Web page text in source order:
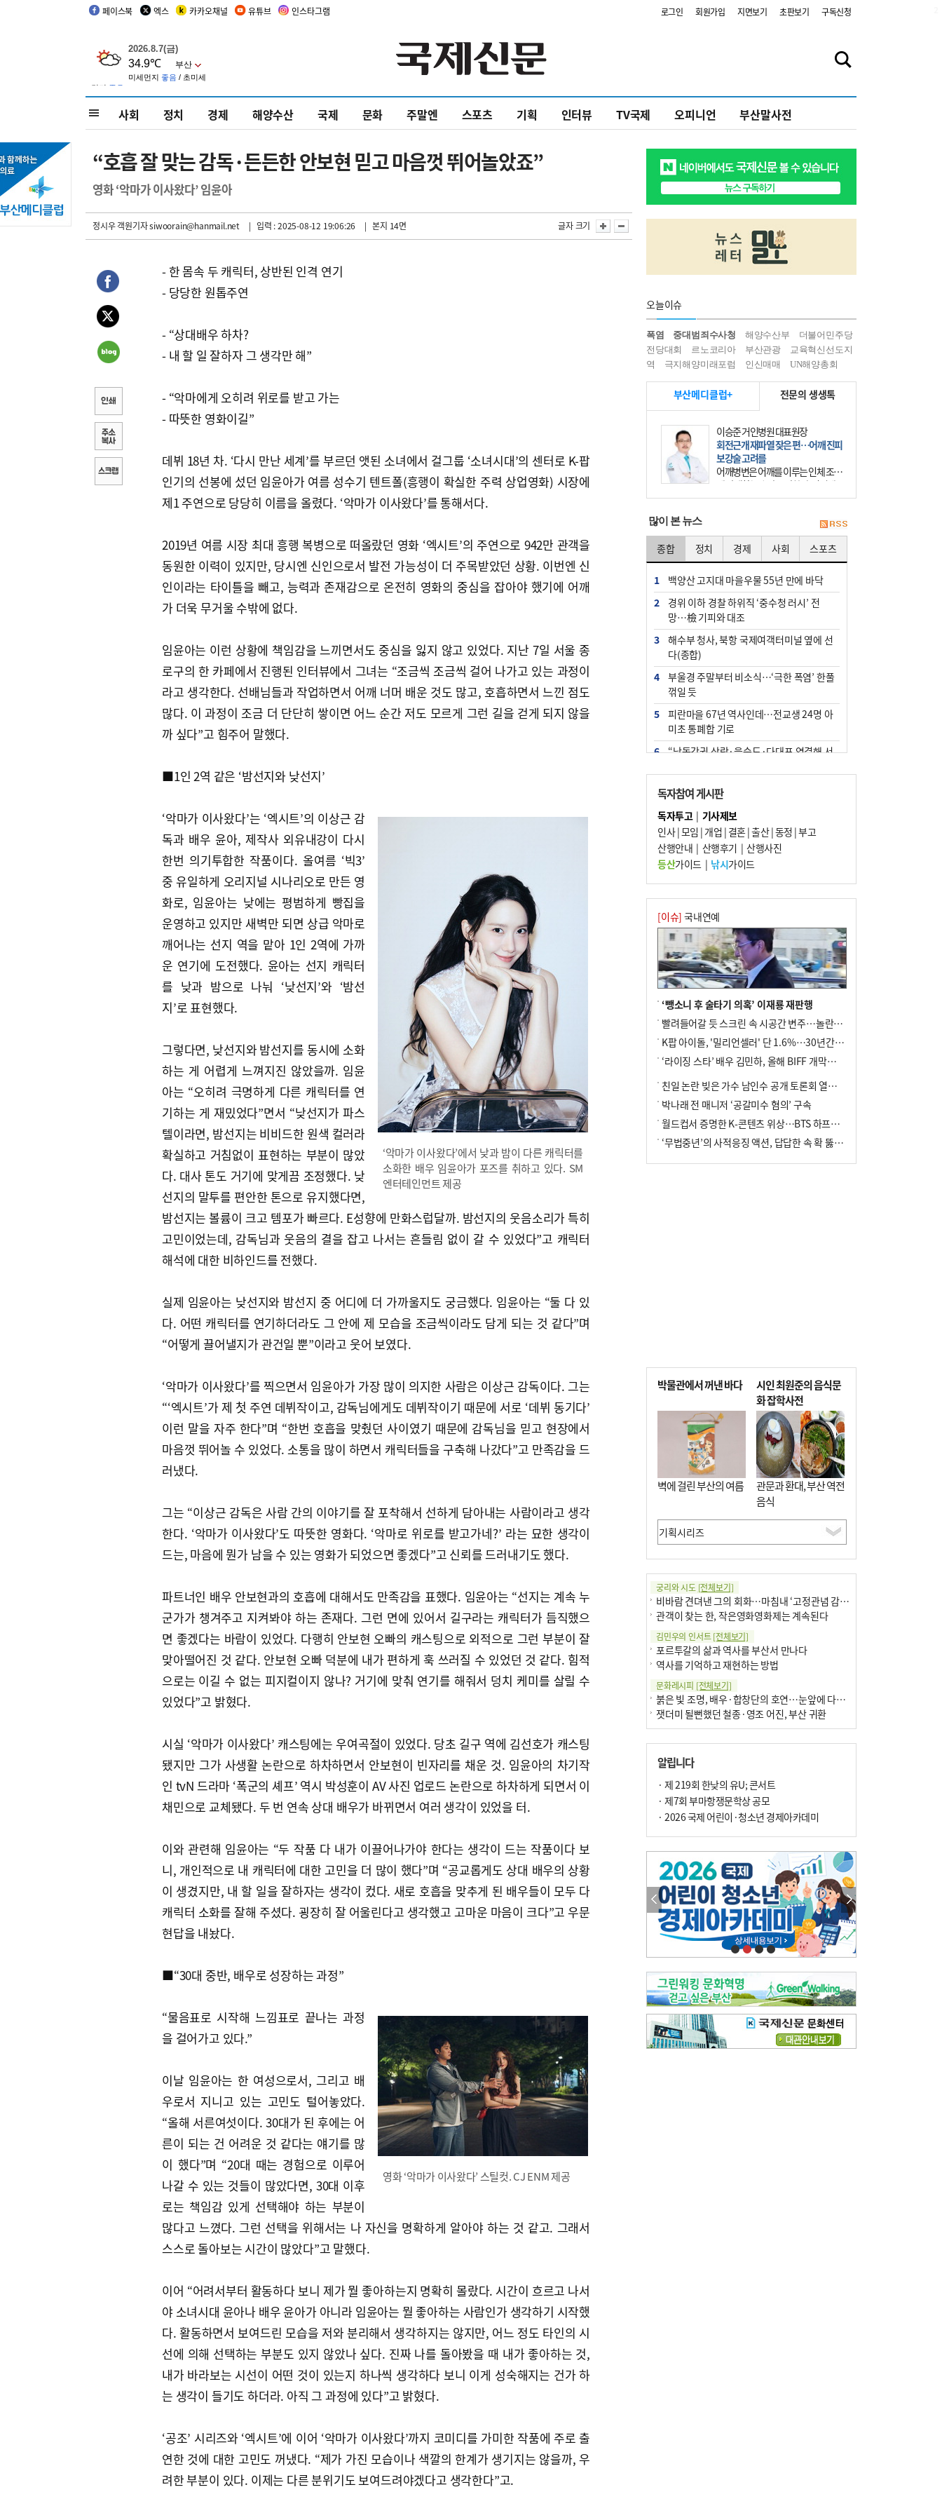
페이스북 엑스 카카오채널 유튜브 인스타그램 로그인 회원가입 지면보기 초판보기 구독신청
사회 정치 경제 해양수산 국제 문화 주말엔 스포츠 기획 인터뷰 TV국제 오피니언 부산말사전
“호흡 잘 맞는 감독·든든한 안보현 믿고 마음껏 뛰어놀았죠”
영화 ‘악마가 이사왔다’ 임윤아
정시우 객원기자siwoorain@hanmail.net | 입력 : 2025-08-12 19:06:26 | 본지 14면 글자 크기
- 한 몸속 두 캐릭터, 상반된 인격 연기
- 당당한 원톱주연
- “상대배우 하차?
- 내 할 일 잘하자 그 생각만 해”
- “악마에게 오히려 위로를 받고 가는
- 따뜻한 영화이길”
데뷔 18년 차. ‘다시 만난 세계’를 부르던 앳된 소녀에서 걸그룹 ‘소녀시대’의 센터로 K-팝
인기의 선봉에 섰던 임윤아가 여름 성수기 텐트폴(흥행이 확실한 주력 상업영화) 시장에
제1 주연으로 당당히 이름을 올렸다. ‘악마가 이사왔다’를 통해서다.
2019년 여름 시장 최대 흥행 복병으로 떠올랐던 영화 ‘엑시트’의 주연으로 942만 관객을
동원한 이력이 있지만, 당시엔 신인으로서 발전 가능성이 더 주목받았던 상황. 이번엔 신
인이라는 타이틀을 빼고, 능력과 존재감으로 온전히 영화의 중심을 잡아야 했기에 어깨
가 더욱 무거울 수밖에 없다.
임윤아는 이런 상황에 책임감을 느끼면서도 중심을 잃지 않고 있었다. 지난 7일 서울 종
로구의 한 카페에서 진행된 인터뷰에서 그녀는 “조금씩 조금씩 걸어 나가고 있는 과정이
라고 생각한다. 선배님들과 작업하면서 어깨 너머 배운 것도 많고, 호흡하면서 느낀 점도
많다. 이 과정이 조금 더 단단히 쌓이면 어느 순간 저도 모르게 그런 길을 걷게 되지 않을
까 싶다”고 힘주어 말했다.
■1인 2역 같은 ‘밤선지와 낮선지’
‘악마가 이사왔다’에서 낮과 밤이 다른 캐릭터를
소화한 배우 임윤아가 포즈를 취하고 있다. SM
엔터테인먼트 제공
‘악마가 이사왔다’는 ‘엑시트’의 이상근 감
독과 배우 윤아, 제작사 외유내강이 다시
한번 의기투합한 작품이다. 올여름 ‘빅3’
중 유일하게 오리지널 시나리오로 만든 영
화로, 임윤아는 낮에는 평범하게 빵집을
운영하고 있지만 새벽만 되면 상급 악마로
깨어나는 선지 역을 맡아 1인 2역에 가까
운 연기에 도전했다. 윤아는 선지 캐릭터
를 낮과 밤으로 나눠 ‘낮선지’와 ‘밤선
지’로 표현했다.
그렇다면, 낮선지와 밤선지를 동시에 소화
하는 게 어렵게 느껴지진 않았을까. 임윤
아는 “오히려 극명하게 다른 캐릭터를 연
기하는 게 재밌었다”면서 “낮선지가 파스
텔이라면, 밤선지는 비비드한 원색 컬러라
확실하고 거침없이 표현하는 부분이 많았
다. 대사 톤도 거기에 맞게끔 조정했다. 낮
선지의 말투를 편안한 톤으로 유지했다면,
밤선지는 볼륨이 크고 템포가 빠르다. E성향에 만화스럽달까. 밤선지의 웃음소리가 특히
고민이었는데, 감독님과 웃음의 결을 잡고 나서는 흔들림 없이 갈 수 있었다”고 캐릭터
해석에 대한 비하인드를 전했다.
실제 임윤아는 낮선지와 밤선지 중 어디에 더 가까울지도 궁금했다. 임윤아는 “둘 다 있
다. 어떤 캐릭터를 연기하더라도 그 안에 제 모습을 조금씩이라도 담게 되는 것 같다”며
“어떻게 끌어낼지가 관건일 뿐”이라고 웃어 보였다.
‘악마가 이사왔다’를 찍으면서 임윤아가 가장 많이 의지한 사람은 이상근 감독이다. 그는
“‘엑시트’가 제 첫 주연 데뷔작이고, 감독님에게도 데뷔작이기 때문에 서로 ‘데뷔 동기다’
이런 말을 자주 한다”며 “한번 호흡을 맞췄던 사이였기 때문에 감독님을 믿고 현장에서
마음껏 뛰어놀 수 있었다. 소통을 많이 하면서 캐릭터들을 구축해 나갔다”고 만족감을 드
러냈다.
그는 “이상근 감독은 사람 간의 이야기를 잘 포착해서 선하게 담아내는 사람이라고 생각
한다. ‘악마가 이사왔다’도 따뜻한 영화다. ‘악마로 위로를 받고가네?’ 라는 묘한 생각이
드는, 마음에 뭔가 남을 수 있는 영화가 되었으면 좋겠다”고 신뢰를 드러내기도 했다.
파트너인 배우 안보현과의 호흡에 대해서도 만족감을 표했다. 임윤아는 “선지는 계속 누
군가가 챙겨주고 지켜봐야 하는 존재다. 그런 면에 있어서 길구라는 캐릭터가 듬직했으
면 좋겠다는 바람이 있었다. 다행히 안보현 오빠의 캐스팅으로 외적으로 그런 부분이 잘
맞아떨어진 것 같다. 안보현 오빠 덕분에 내가 편하게 훅 쓰러질 수 있었던 것 같다. 힘적
으로는 이길 수 없는 피지컬이지 않나? 거기에 맞춰 연기를 해줘서 덩치 케미를 살릴 수
있었다”고 밝혔다.
시실 ‘악마가 이사왔다’ 캐스팅에는 우여곡절이 있었다. 당초 길구 역에 김선호가 캐스팅
됐지만 그가 사생활 논란으로 하차하면서 안보현이 빈자리를 채운 것. 임윤아의 차기작
인 tvN 드라마 ‘폭군의 셰프’ 역시 박성훈이 AV 사진 업로드 논란으로 하차하게 되면서 이
채민으로 교체됐다. 두 번 연속 상대 배우가 바뀌면서 여러 생각이 있었을 터.
이와 관련해 임윤아는 “두 작품 다 내가 이끌어나가야 한다는 생각이 드는 작품이다 보
니, 개인적으로 내 캐릭터에 대한 고민을 더 많이 했다”며 “공교롭게도 상대 배우의 상황
이 생겼지만, 내 할 일을 잘하자는 생각이 컸다. 새로 호흡을 맞추게 된 배우들이 모두 다
캐릭터 소화를 잘해 주셨다. 굉장히 잘 어울린다고 생각했고 고마운 마음이 크다”고 우문
현답을 내놨다.
■“30대 중반, 배우로 성장하는 과정”
영화 ‘악마가 이사왔다’ 스틸컷. CJ ENM 제공
“물음표로 시작해 느낌표로 끝나는 과정
을 걸어가고 있다.”
이날 임윤아는 한 여성으로서, 그리고 배
우로서 지니고 있는 고민도 털어놓았다.
“올해 서른여섯이다. 30대가 된 후에는 어
른이 되는 건 어려운 것 같다는 얘기를 많
이 했다”며 “20대 때는 경험으로 이루어
나갈 수 있는 것들이 많았다면, 30대 이후
로는 책임감 있게 선택해야 하는 부분이
많다고 느꼈다. 그런 선택을 위해서는 나 자신을 명확하게 알아야 하는 것 같고. 그래서
스스로 돌아보는 시간이 많았다”고 말했다.
이어 “어려서부터 활동하다 보니 제가 뭘 좋아하는지 명확히 몰랐다. 시간이 흐르고 나서
야 소녀시대 윤아나 배우 윤아가 아니라 임윤아는 뭘 좋아하는 사람인가 생각하기 시작했
다. 활동하면서 보여드린 모습을 저와 분리해서 생각하지는 않지만, 어느 정도 타인의 시
선에 의해 선택하는 부분도 있지 않았나 싶다. 진짜 나를 돌아봤을 때 내가 좋아하는 것,
내가 바라보는 시선이 어떤 것이 있는지 하나씩 생각하다 보니 이게 성숙해지는 건가 하
는 생각이 들기도 하더라. 아직 그 과정에 있다”고 밝혔다.
‘공조’ 시리즈와 ‘엑시트’에 이어 ‘악마가 이사왔다’까지 코미디를 가미한 작품에 주로 출
연한 것에 대한 고민도 꺼냈다. “제가 가진 모습이나 색깔의 한계가 생기지는 않을까, 우
려한 부분이 있다. 이제는 다른 분위기도 보여드려야겠다고 생각한다”고.
오늘이슈
폭염 중대범죄수사청 해양수산부
더불어민주당
전당대회
르노코리아 부산관광
교육혁신선도지
역
극지해양미래포럼 인신매매 UN해양총회
부산메디클럽+ 전문의 생생톡
이승준 거인병원 대표원장
회전근개 재파열 잦은 편…어깨 진피
보강술 고려를
어깨병변은 어깨를 이루는 인체 조직
에 발생하는 손상을 말한다. 여기에
는 오십견과 회전근개 증후군, 어깨
많이 본 뉴스
종합 정치 경제 사회 스포츠
1
백양산 고지대 마을우물 55년 만에 바닥
2
경위 이하 경찰 하위직 ‘중수청 러시’ 전
망…檢 기피와 대조
3
해수부 청사, 북항 국제여객터미널 옆에 선
다(종합)
4
부울경 주말부터 비소식…‘극한 폭염’ 한풀
꺾일 듯
5
피란마을 67년 역사인데…전교생 24명 아
미초 통폐합 기로
6
“낙동강권 삼락·을숙도·다대포 연결해 서
7
오늘의 날씨- 2026년 8월 7일
8
[사설] 해수부 신청사 북항으로 확정, 해양
수도 도약의 전환점
9
외국인 선원 ‘인신매매 경유지’ 된 부산…
우려가 현실로
10 르노 못 타는 부산시장…관용차 규정에 막
힌 지역기업 응원
독자참여 게시판
독자투고| 기사제보
인사|모임 | 개업 | 결혼|출산|동정 |부고
산행안내 | 산행후기 | 산행사진
등산가이드| 낚시가이드
[이슈] 국내연예
‘뺑소니 후 술타기 의혹’ 이재룡 재판행
빨려들어갈 듯 스크린 속 시공간 변주…놀란의 메시지는 ‘전쟁 속죄’
K팝 아이돌, '밀리언셀러' 단 1.6%…30년간 등장 1182개팀 전수조사
‘라이징 스타’ 배우 김민하, 올해 BIFF 개막식 사회자 확정
친일 논란 빚은 가수 남인수 공개 토론회 열린다.
박나래 전 매니저 ‘공갈미수 혐의’ 구속
월드컵서 증명한 K-콘텐츠 위상…BTS 하프타임쇼·정호연 트로피 세리머니
‘무법중년’의 사적응징 액션, 답답한 속 확 뚫어주네
박물관에서 꺼낸 바다
벽에 걸린 부산의 여름
시인 최원준의 음식문
화 잡학사전
관문과 환대, 부산 역전
음식
궁리와 시도 [전체보기]
비바람 견뎌낸 그의 회화…마침내 ‘고정관념 감옥’서 해방
관객이 찾는 한, 작은영화영화제는 계속된다
김민우의 인서트[전체보기]
포르투갈의 삶과 역사를 부산서 만나다
역사를 기억하고 재현하는 방법
문화레시피 [전체보기]
붉은 빛 조명, 배우·합창단의 호연…눈앞에 다가온 부산오페라하우스
잿더미 될뻔했던 철종·영조 어진, 부산 귀환
현실의 고통, 은유의 詩로 담다 外
달구비·여우비…다양한 비 이름 外
박현주의 책 이야기[전체보기]
세계유산 ‘한국의 갯벌’ 얼마나 알고 있나요
문재필-여름_저녁무렵의호수
이 한편의 시조[전체보기]
참선 /오기환
고향 /김진규
주말 영화 박스오피스[전체보기]
‘스파이더맨’ 개봉 5일 만에 300만 돌풍…박스오피스·예매율 동시 1위
‘호프’ 개봉 11일 만에 관객 300만…‘스파이더맨’ 예매율 68.8% 1위
오늘의 운세- [전체보기]
오늘의 운세- 2026년 8월 6일 (음 6월 24일)
오늘의 운세- 2026년 8월 5일 (음 6월 23일)
조해훈의 고전 속 이 문장 [전체보기]
입추 지났는데도 덥다며 신유안에게 보낸 박규수의 편지
알립니다
· 제 219회 한낮의 유U; 콘서트
· 제7회 부마항쟁문학상 공모
· 2026 국제 어린이·청소년 경제아카데미